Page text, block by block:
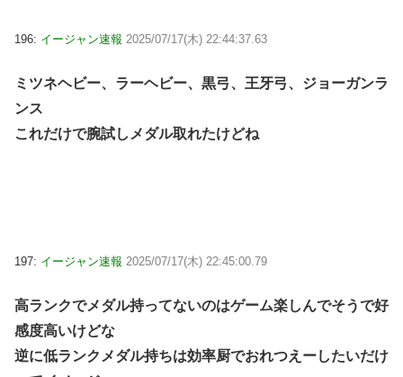
196: イージャン速報 2025/07/17(木) 22:44:37.63
ミツネヘビー、ラーヘビー、黒弓、王牙弓、ジョーガンラ
ンス
これだけで腕試しメダル取れたけどね
197: イージャン速報 2025/07/17(木) 22:45:00.79
高ランクでメダル持ってないのはゲーム楽しんでそうで好
感度高いけどな
逆に低ランクメダル持ちは効率厨でおれつえーしたいだけ